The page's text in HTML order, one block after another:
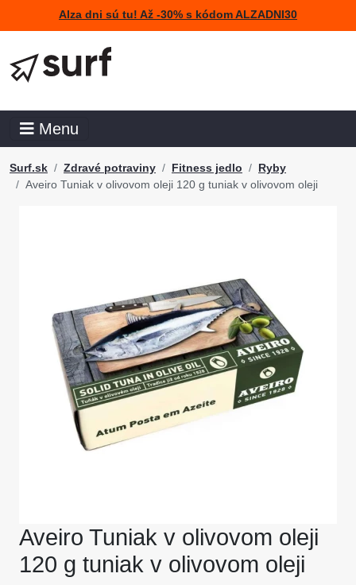
Alza dni sú tu! Až -30% s kódom ALZADNI30
Menu
Surf.sk Zdravé potraviny Fitness jedlo
Ryby
Aveiro Tuniak v olivovom oleji 120 g tuniak v olivovom oleji
Aveiro Tuniak v olivovom oleji
120 g tuniak v olivovom oleji